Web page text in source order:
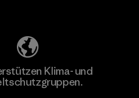
Klima- und